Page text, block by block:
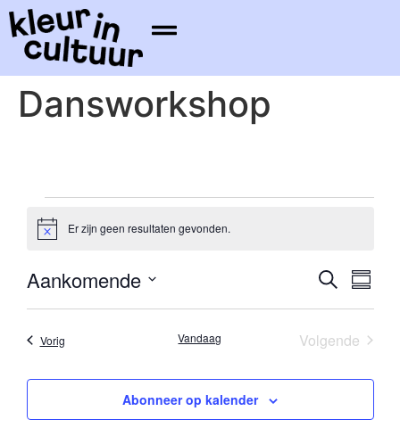
Dansworkshop
BerichtEr zijn geen resultaten gevonden.
en
Zoeken
Aankomende
datum
VorigEvenementen Vandaag Volgende
Abonneer op kalender